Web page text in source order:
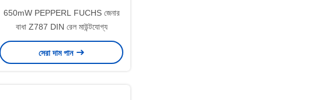
650mW PEPPERL FUCHS জেনার
বাধা Z787 DIN রেল মাউন্টযোগ্য
সেরা দাম পান